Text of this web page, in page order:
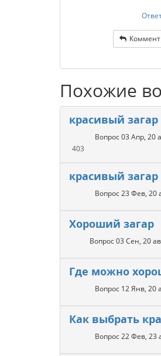
Похожие
красивый загар
Вопрос03 Апр, 20
403
красивый загар
Вопрос23 Фев, 20
Хороший загар
Вопрос03 Сен, 20
Где можно
Вопрос 12 Янв, 20
Как выбрать
Вопрос22 Фев, 23